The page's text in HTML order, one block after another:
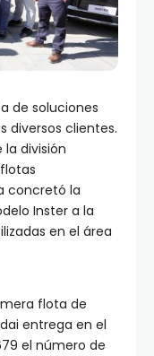
de soluciones
diversos clientes.
la división
concretó la
Inster a la
en el área
flota de
entrega en el
el número de